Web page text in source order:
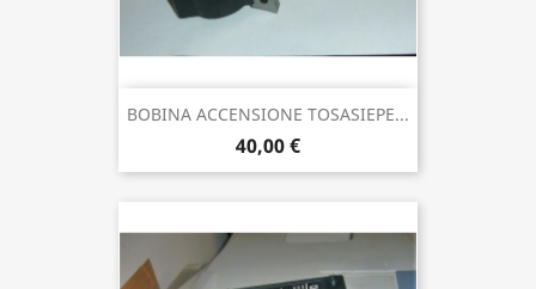
BOBINA ACCENSIONE TOSASIEPE...
40,00 €